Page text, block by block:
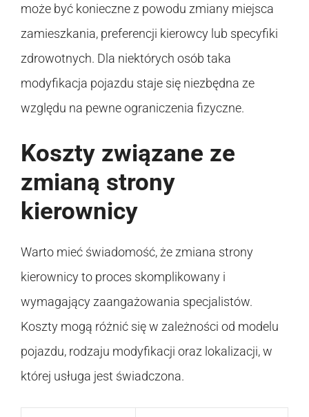
może być konieczne z powodu zmiany miejsca
zamieszkania, preferencji kierowcy lub specyfiki
zdrowotnych. Dla niektórych osób taka
modyfikacja pojazdu staje się niezbędna ze
względu na pewne ograniczenia fizyczne.
Koszty związane ze
zmianą strony
kierownicy
Warto mieć świadomość, że zmiana strony
kierownicy to proces skomplikowany i
wymagający zaangażowania specjalistów.
Koszty mogą różnić się w zależności od modelu
pojazdu, rodzaju modyfikacji oraz lokalizacji, w
której usługa jest świadczona.